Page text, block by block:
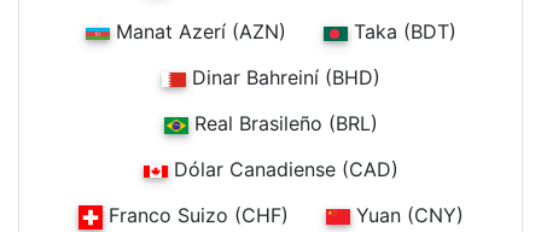
Manat Azerí (AZN)
Taka (BDT)
Dinar Bahreiní (BHD)
Real Brasileño (BRL)
Dólar Canadiense (CAD)
Franco Suizo (CHF)
Yuan (CNY)